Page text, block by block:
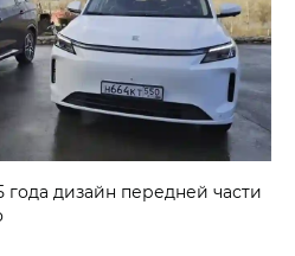
года дизайн передней части